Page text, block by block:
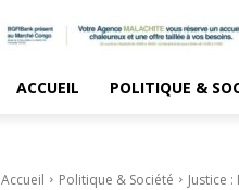
ACCUEIL POLITIQUE &
Accueil Politique & Société Justice